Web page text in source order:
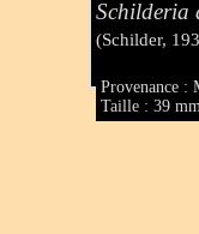
Schilderia
(Schilder,
Provenance :
Taille : 39